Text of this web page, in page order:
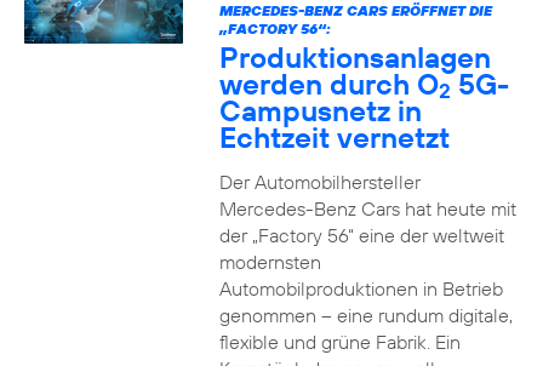
MERCEDES-BENZ CARS ERÖFFNET DIE
„FACTORY 56“:
Produktionsanlagen
werden durch O25G-
Campusnetz in
Echtzeit vernetzt
Der Automobilhersteller
Mercedes-Benz Cars hat heute mit
der „Factory 56“ eine der weltweit
modernsten
Automobilproduktionen in Betrieb
genommen – eine rundum digitale,
flexible und grüne Fabrik. Ein